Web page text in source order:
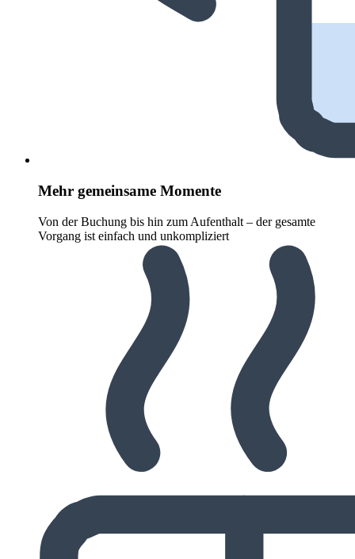
Mehr gemeinsame Momente
Von der Buchung bis hin zum Aufenthalt – der gesamte
Vorgang ist einfach und unkompliziert